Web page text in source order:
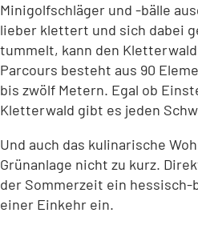
Minigolfschläger und -bälle
lieber klettert und sich dabei
tummelt, kann den
Parcours besteht aus 90
bis zwölf Metern. Egal ob
Kletterwald gibt es jeden
Und auch das kulinarische
Grünanlage nicht zu kurz.
der Sommerzeit ein
einer Einkehr ein.